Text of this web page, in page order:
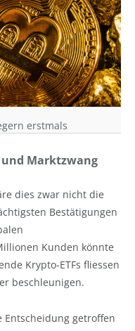
erstmals
Marktzwang
dies zwar nicht die
Bestätigungen
Kunden könnte
Krypto-ETFs fliessen
beschleunigen.
Entscheidung getroffen